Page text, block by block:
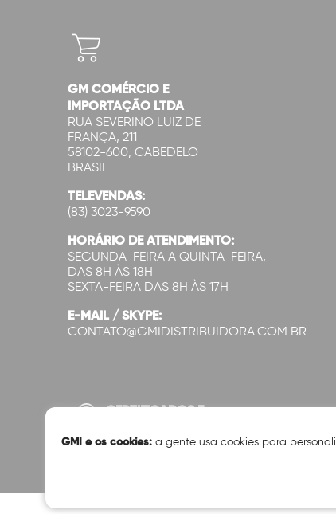
GM COMÉRCIO E
IMPORTAÇÃO LTDA
RUA SEVERINO LUIZ DE
FRANÇA, 211
58102-600, CABEDELO
BRASIL
TELEVENDAS:
(83) 3023-9590
HORÁRIO DE ATENDIMENTO:
SEGUNDA-FEIRA A QUINTA-FEIRA,
DAS 8H ÀS 18H
SEXTA-FEIRA DAS 8H ÀS 17H
E-MAIL / SKYPE:
CONTATO@GMIDISTRIBUIDORA.COM.BR
CERTIFICADOS E
GMI e os cookies: a gente usa cookies para